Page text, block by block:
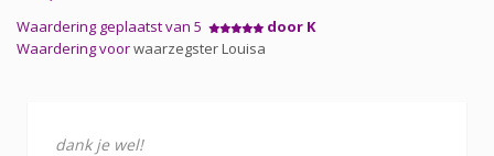
Waardering geplaatst van 5
door K
Waardering voorwaarzegster Louisa
dank je wel!